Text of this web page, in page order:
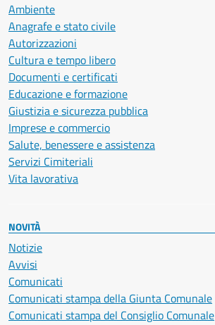
Ambiente
Anagrafe e stato civile
Autorizzazioni
Cultura e tempo libero
Documenti e certificati
Educazione e formazione
Giustizia e sicurezza pubblica
Imprese e commercio
Salute, benessere e assistenza
Servizi Cimiteriali
Vita lavorativa
NOVITÀ
Notizie
Avvisi
Comunicati
Comunicati stampa della Giunta Comunale
Comunicati stampa del Consiglio Comunale